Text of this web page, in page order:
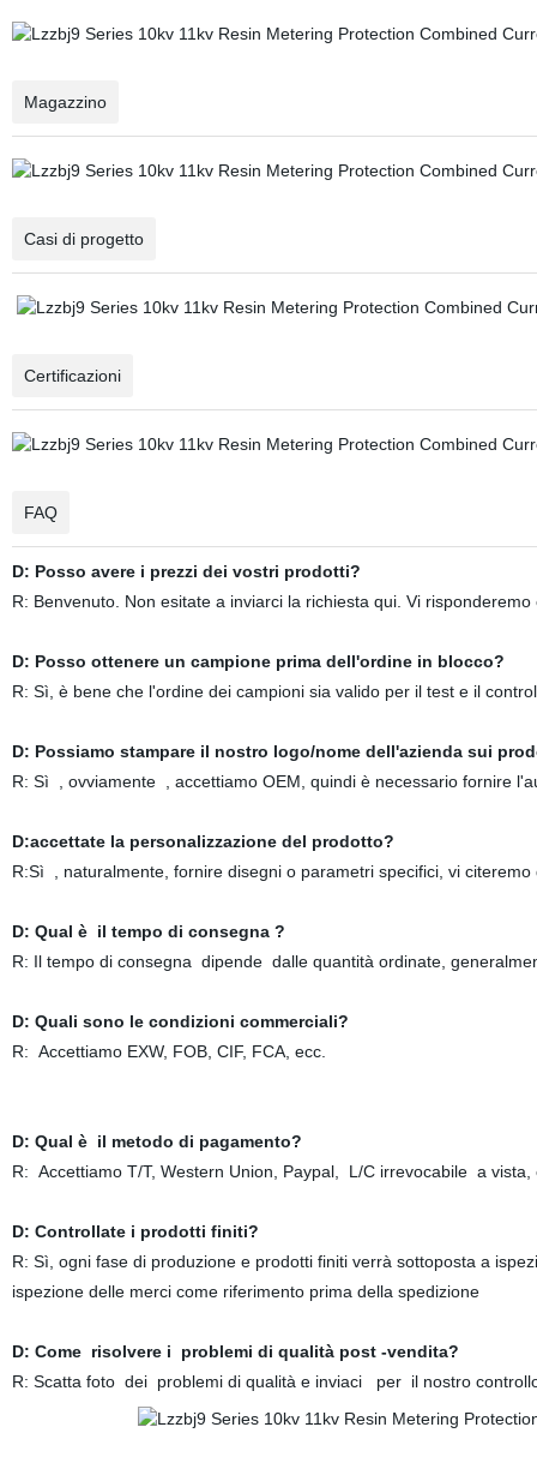
Magazzino
Casi di progetto
Certificazioni
FAQ
D: Posso avere i prezzi dei vostri prodotti?
R: Benvenuto. Non esitate a inviarci la richiesta qui. Vi
D: Posso ottenere un campione prima dell'ordine in blocco?
R: Sì, è bene che l'ordine dei campioni sia valido per il test e il
D: Possiamo stampare il nostro logo/nome dell'azienda sui
R: Sì , ovviamente , accettiamo OEM, quindi è necessario fornire
D:accettate la personalizzazione del prodotto?
R:Sì , naturalmente, fornire disegni o parametri specifici, vi citeremo
D: Qual è il tempo di consegna ?
R: Il tempo di consegna dipende dalle quantità ordinate,
D: Quali sono le condizioni commerciali?
R: Accettiamo EXW, FOB, CIF, FCA, ecc.
D: Qual è il metodo di pagamento?
R: Accettiamo T/T, Western Union, Paypal, L/C irrevocabile a
D: Controllate i prodotti finiti?
R: Sì, ogni fase di produzione e prodotti finiti verrà sottoposta a
ispezione delle merci come riferimento prima della spedizione
D: Come risolvere i problemi di qualità post -vendita?
R: Scatta foto dei problemi di qualità e inviaci per il nostro